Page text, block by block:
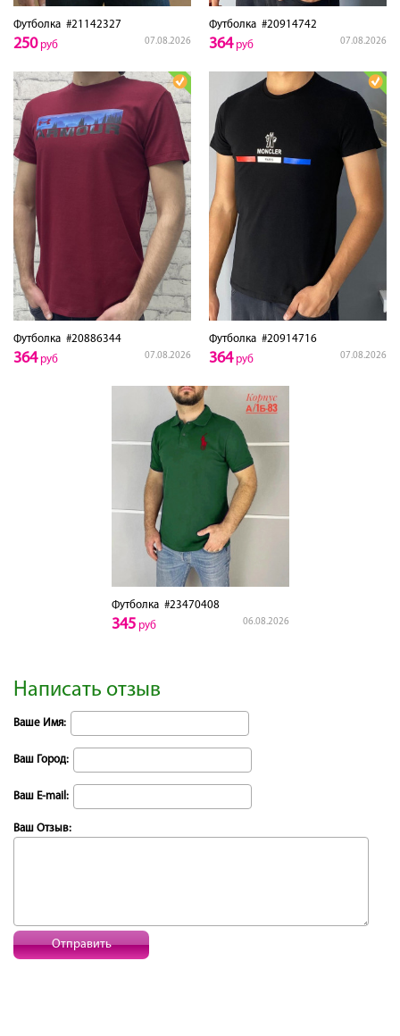
Футболка #21142327
07.08.2026
250руб
Футболка #20914742
07.08.2026
364руб
Футболка #20886344
07.08.2026
364руб
Футболка #20914716
07.08.2026
364руб
Футболка#23470408
06.08.2026
345руб
Написать отзыв
Ваше Имя:
Ваш Город:
Ваш E-mail:
Ваш Отзыв:
Отправить